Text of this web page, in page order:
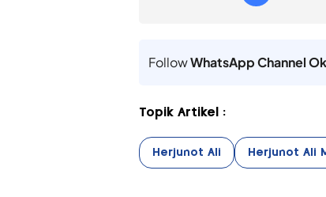
FollowWhatsApp Channel
Topik Artikel :
Herjunot Ali Herjunot Ali